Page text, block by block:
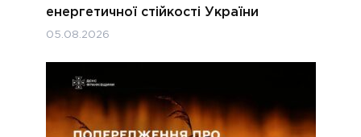
енергетичної стійкості України
05.08.2026